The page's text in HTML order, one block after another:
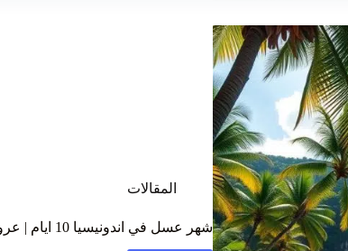
المقالات
شهر عسل في اندونيسيا 10 ايام | عروض اندونيسيا مع اطلالة